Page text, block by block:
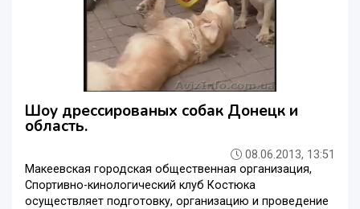
Шоу дрессированых собак Донецк и
область.
08.06.2013, 13:51
Макеевская городская общественная организация,
Спортивно-кинологический клуб Костюка
осуществляет подготовку, организацию и проведение